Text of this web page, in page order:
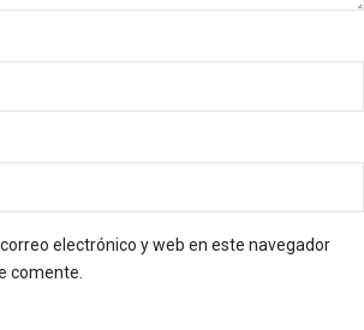
electrónico y web en este navegador
comente.